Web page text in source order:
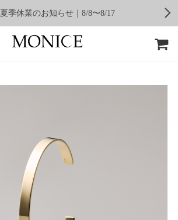
夏季休業のお知らせ｜8/8〜8/17